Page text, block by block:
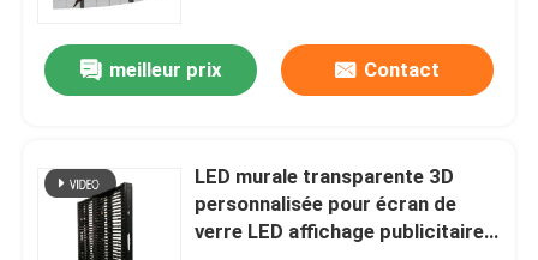
Nous contacter
Nouvelles
Demandez un devis
meilleur prix Contact
LED murale transparente 3D
personnalisée pour écran de
verre LED affichage publicitaire